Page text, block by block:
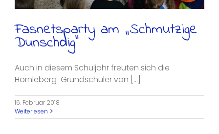
Fasnetsparty am „Schmutzige
Dunschdig“
Auch in diesem Schuljahr freuten sich die
Hörnleberg-Grundschüler von [...]
16. Februar 2018
Weiterlesen